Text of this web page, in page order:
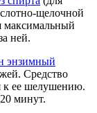
щелочной
максимальный
ней.
энзимный
Средство
к ее шелушению.
минут.